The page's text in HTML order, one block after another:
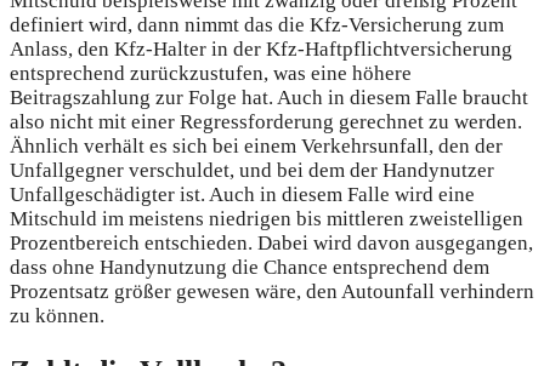
definiert wird, dann nimmt das die Kfz-Versicherung zum
Anlass, den Kfz-Halter in der Kfz-Haftpflichtversicherung
entsprechend zurückzustufen, was eine höhere
Beitragszahlung zur Folge hat. Auch in diesem Falle braucht
also nicht mit einer Regressforderung gerechnet zu werden.
Ähnlich verhält es sich bei einem Verkehrsunfall, den der
Unfallgegner verschuldet, und bei dem der Handynutzer
Unfallgeschädigter ist. Auch in diesem Falle wird eine
Mitschuld im meistens niedrigen bis mittleren zweistelligen
Prozentbereich entschieden. Dabei wird davon ausgegangen,
dass ohne Handynutzung die Chance entsprechend dem
Prozentsatz größer gewesen wäre, den Autounfall verhindern
zu können.